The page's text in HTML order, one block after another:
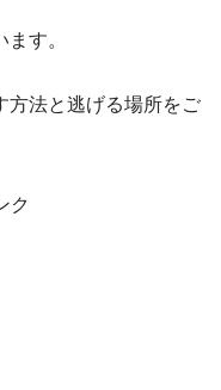
す。
方法と逃げる場所をご
ク